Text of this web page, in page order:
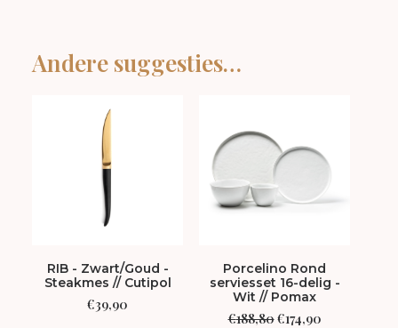
Andere suggesties…
RIB - Zwart/Goud -
Steakmes // Cutipol
€39,90
Porcelino Rond
serviesset 16-delig -
Wit // Pomax
€188,80Oorspronkelijke
€174,90Huidige